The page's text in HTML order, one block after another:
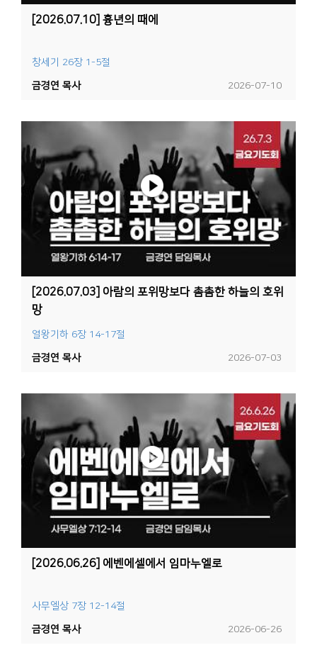
[2026.07.10] 흉년의 때에
창세기 26장 1-5절
2026-07-10
금경연 목사
[2026.07.03] 아람의 포위망보다 촘촘한 하늘의 호위
망
열왕기하 6장 14-17절
2026-07-03
금경연 목사
[2026.06.26] 에벤에셀에서 임마누엘로
사무엘상 7장 12-14절
2026-06-26
금경연 목사